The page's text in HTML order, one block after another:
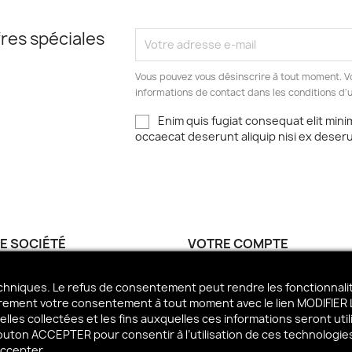
spéciales
Vous pouvez vous désinscrire à tout moment.
informations de contact dans les conditions
Enim quis fugiat consequat elit
occaecat deserunt aliquip nisi ex
SOCIÉTÉ
Policy
di vendita
les Cookies
VOTRE COMPTE
Commandes
Avoirs
Adresses
Le refus de consentement peut rendre les
votre consentement à tout moment avec le lien MODIFIER
collectées et les fins auxquelles ces informations seront
ACCEPTER pour consentir à l’utilisation de ces